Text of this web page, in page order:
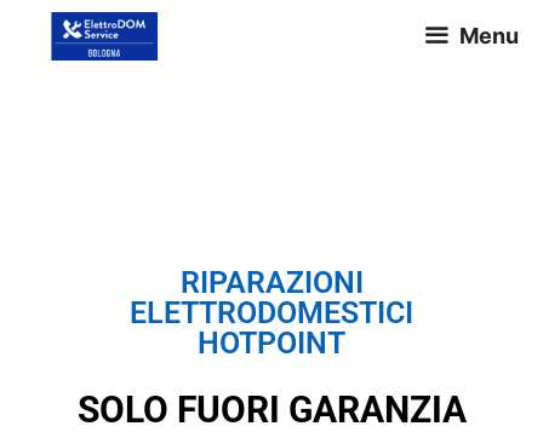
Menu
RIPARAZIONI
ELETTRODOMESTICI
HOTPOINT
SOLO FUORI GARANZIA